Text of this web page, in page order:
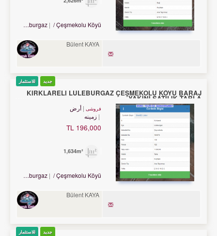
Turkey Kırklareli / Lüleburgaz / Çeşmekolu Köyü
Bülent KAYA
جدید للاستثمار
KIRKLARELİ LÜLEBURGAZ ÇEŞMEKOLU KÖYÜ BARAJ
YAKINI SATILIK TARLA
فروشی
أرض
زمینه
196,000 TL
Turkey Kırklareli / Lüleburgaz / Çeşmekolu Köyü
Bülent KAYA
جدید للاستثمار